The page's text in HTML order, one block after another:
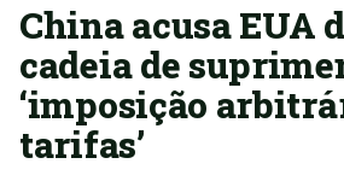
China acusa EUA
cadeia de
‘imposição
tarifas’